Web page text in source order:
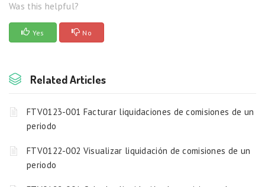
Was this helpful?
Yes No
Related Articles
FTV0123-001 Facturar liquidaciones de comisiones de un
periodo
FTV0122-002 Visualizar liquidación de comisiones de un
periodo